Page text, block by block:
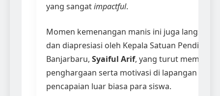
yang sangatimpactful.
Momen kemenangan manis ini juga langsung
dan diapresiasi oleh Kepala Satuan
Banjarbaru, Syaiful Arif, yang turut
penghargaan serta motivasi di lapangan
pencapaian luar biasa para siswa.